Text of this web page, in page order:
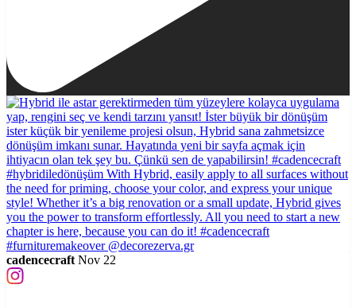
cadencecraft Nov 22